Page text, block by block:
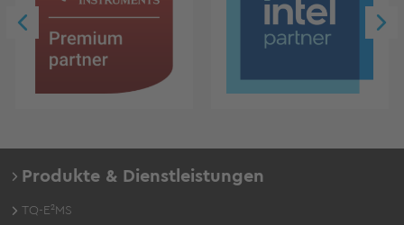
Produkte & Dienstleistungen
TQ-E²MS